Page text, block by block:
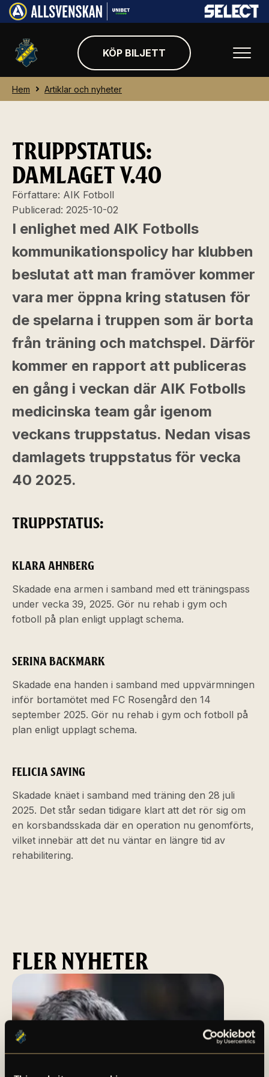
KÖP BILJETT
Hem Artiklar och nyheter
TRUPPSTATUS:
DAMLAGET V.40
Författare: AIK Fotboll
Publicerad: 2025-10-02
I enlighet med AIK Fotbolls
kommunikationspolicy har klubben
beslutat att man framöver kommer
vara mer öppna kring statusen för
de spelarna i truppen som är borta
från träning och matchspel. Därför
kommer en rapport att publiceras
en gång i veckan där AIK Fotbolls
medicinska team går igenom
veckans truppstatus. Nedan visas
damlagets truppstatus för vecka
40 2025.
TRUPPSTATUS:
KLARA AHNBERG
Skadade ena armen i samband med ett träningspass
under vecka 39, 2025. Gör nu rehab i gym och
fotboll på plan enligt upplagt schema.
SERINA BACKMARK
Skadade ena handen i samband med uppvärmningen
inför bortamötet med FC Rosengård den 14
september 2025. Gör nu rehab i gym och fotboll på
plan enligt upplagt schema.
FELICIA SAVING
Skadade knäet i samband med träning den 28 juli
2025. Det står sedan tidigare klart att det rör sig om
en korsbandsskada där en operation nu genomförts,
vilket innebär att det nu väntar en längre tid av
rehabilitering.
FLER NYHETER